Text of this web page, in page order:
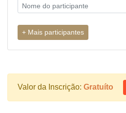
Valor da Inscrição: Gratuíto